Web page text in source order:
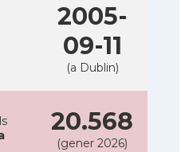
2005-
09-11
(a Dublin)
20.568
(gener 2026)